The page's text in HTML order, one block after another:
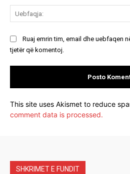
Ruaj emrin tim, email dhe uebfaqen
tjetër që komentoj.
This site uses Akismet to reduce
comment data is processed.
SHKRIMET E FUNDIT